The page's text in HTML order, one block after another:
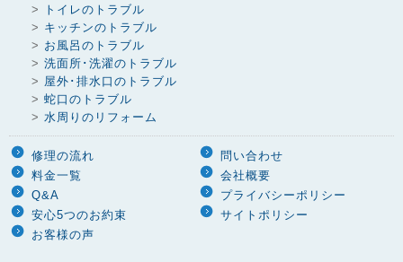
>
トイレのトラブル
> キッチンのトラブル
> お風呂のトラブル
> 洗面所･洗濯のトラブル
> 屋外･排水口のトラブル
> 蛇口のトラブル
> 水周りのリフォーム
修理の流れ
料金一覧
Q&A
安心5つのお約束
お客様の声
問い合わせ
会社概要
プライバシーポリシー
サイトポリシー